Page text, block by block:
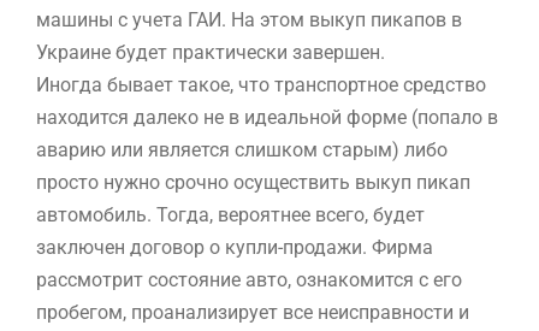
машины с учета ГАИ. На этом выкуп пикапов в
Украине будет практически завершен.
Иногда бывает такое, что транспортное средство
находится далеко не в идеальной форме (попало в
аварию или является слишком старым) либо
просто нужно срочно осуществить выкуп пикап
автомобиль. Тогда, вероятнее всего, будет
заключен договор о купли-продажи. Фирма
рассмотрит состояние авто, ознакомится с его
пробегом, проанализирует все неисправности и